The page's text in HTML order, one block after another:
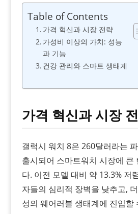
Table of Contents
가격 혁신과 시장 전략
가성비 이상의 가치: 성능
과 기능
건강 관리와 스마트 생태계
가격 혁신과 시장
갤럭시 워치 8은 260달러라는
출시되어 스마트워치 시장에 큰
다. 이전 모델 대비 약 13.3% 저
자들의 심리적 장벽을 낮추고,
성의 웨어러블 생태계에 진입할